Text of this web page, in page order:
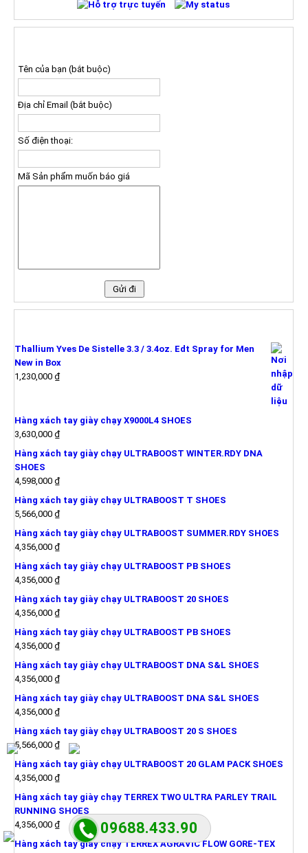
09688.433.90
Tên của bạn (bắt buộc)
Địa chỉ Email (bắt buộc)
Số điện thoại:
Mã Sản phẩm muốn báo giá
Thallium Yves De Sistelle 3.3 / 3.4oz. Edt Spray for Men
New in Box
1,230,000 ₫
Hàng xách tay giày chạy X9000L4 SHOES
3,630,000 ₫
Hàng xách tay giày chạy ULTRABOOST WINTER.RDY DNA
SHOES
4,598,000 ₫
Hàng xách tay giày chạy ULTRABOOST T SHOES
5,566,000 ₫
Hàng xách tay giày chạy ULTRABOOST SUMMER.RDY SHOES
4,356,000 ₫
Hàng xách tay giày chạy ULTRABOOST PB SHOES
4,356,000 ₫
Hàng xách tay giày chạy ULTRABOOST 20 SHOES
4,356,000 ₫
Hàng xách tay giày chạy ULTRABOOST PB SHOES
4,356,000 ₫
Hàng xách tay giày chạy ULTRABOOST DNA S&L SHOES
4,356,000 ₫
Hàng xách tay giày chạy ULTRABOOST DNA S&L SHOES
4,356,000 ₫
Hàng xách tay giày chạy ULTRABOOST 20 S SHOES
5,566,000 ₫
Hàng xách tay giày chạy ULTRABOOST 20 GLAM PACK SHOES
4,356,000 ₫
Hàng xách tay giày chạy TERREX TWO ULTRA PARLEY TRAIL
RUNNING SHOES
4,356,000 ₫
Hàng xách tay giày chạy TERREX AGRAVIC FLOW GORE-TEX